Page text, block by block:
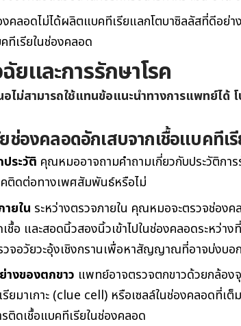
งคลอดไม่ได้ผลิตแบคทีเรียแลกโตบาซิลลัสที่ดีอย่
ทีเรียในช่องคลอด
ยและการรักษาโรค
ไม่สามารถใช้แทนข้อแนะนำทางการแพทย์ไ
ช่องคลอดอักเสบจากเชื้อแบคทีเ
ระวัติ คุณหมออาจถามคำถามเกี่ยวกับประวัติกา
คติดต่อทางเพศสัมพันธ์หรือไม่
ยใน ระหว่างตรวจภายใน คุณหมอจะตรวจช่อ
ชื้อ และสอดนิ้วสองนิ้วเข้าไปในช่องคลอดระหว่
วจอวัยวะอุ้งเชิงกรานเพื่อหาสัญญาณที่อาจบ่งบอ
างของตกขาว แพทย์อาจตรวจตกขาวด้วยกล้อง
รียมาเกาะ (clue cell) หรือเซลล์ในช่องคลอดที่
ติดเชื้อแบคทีเรียในช่องคลอด